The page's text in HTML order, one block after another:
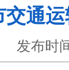
交通
发布时